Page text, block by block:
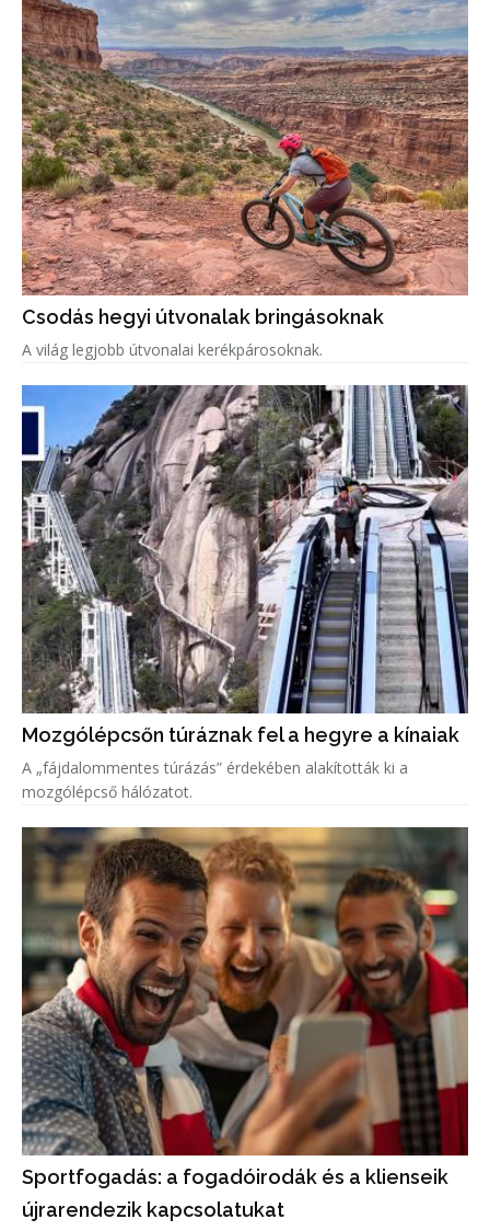
Csodás hegyi útvonalak bringásoknak
A világ legjobb útvonalai kerékpárosoknak.
Mozgólépcsőn túráznak fel a hegyre a kínaiak
A „fájdalommentes túrázás” érdekében alakították ki a
mozgólépcső hálózatot.
Sportfogadás: a fogadóirodák és a klienseik
újrarendezik kapcsolatukat